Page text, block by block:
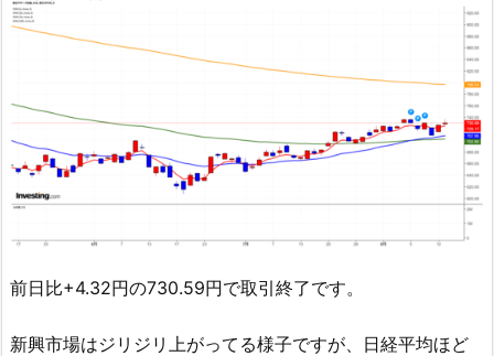
前日比+4.32円の730.59円で取引終了です。
新興市場はジリジリ上がってる様子ですが、日経平均ほど